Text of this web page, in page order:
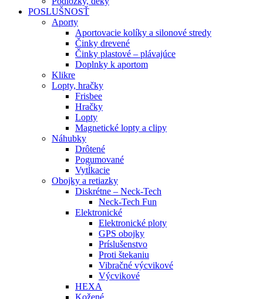
POSLUŠNOSŤ
Aporty
Aportovacie kolíky a silonové stredy
Činky drevené
Činky plastové – plávajúce
Doplnky k aportom
Klikre
Lopty, hračky
Frisbee
Hračky
Lopty
Magnetické lopty a clipy
Náhubky
Drôtené
Pogumované
Vytĺkacie
Obojky a retiazky
Diskrétne – Neck-Tech
Neck-Tech Fun
Elektronické
Elektronické ploty
GPS obojky
Príslušenstvo
Proti štekaniu
Vibračné výcvikové
Výcvikové
HEXA
Kožené